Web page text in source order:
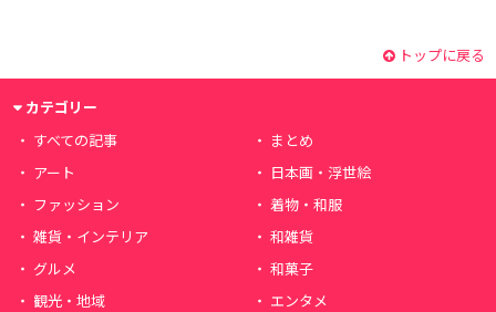
トップに戻る
カテゴリー
すべての記事
まとめ
アート
日本画・浮世絵
ファッション
着物・和服
雑貨・インテリア
和雑貨
グルメ
和菓子
観光・地域
エンタメ